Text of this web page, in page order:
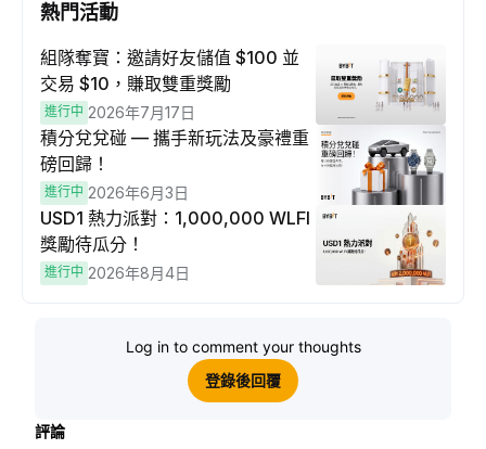
熱門活動
組隊奪寶：邀請好友儲值 $100 並
交易 $10，賺取雙重獎勵
進行中 2026年7月17日
積分兌兌碰 — 攜手新玩法及豪禮重
磅回歸！
進行中 2026年6月3日
USD1 熱力派對：1,000,000 WLFI
獎勵待瓜分！
進行中 2026年8月4日
Log in to comment your thoughts
登錄後回覆
評論